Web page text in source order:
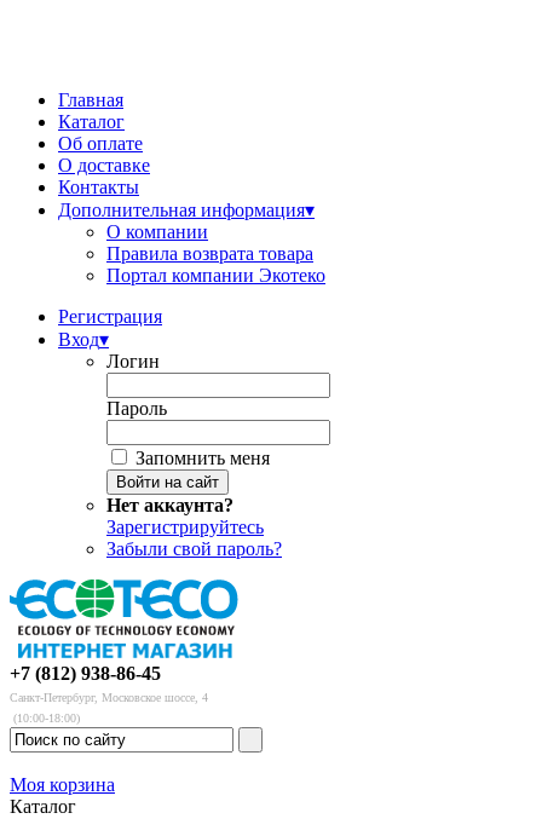
Главная
Каталог
Об оплате
О доставке
Контакты
Дополнительная информация▾
О компании
Правила возврата товара
Портал компании Экотеко
Регистрация
Вход▾
Логин
Пароль
Запомнить меня
Нет аккаунта?
Зарегистрируйтесь
Забыли свой пароль?
+7 (812) 938-86-45
Санкт-Петербург, Московское шоссе, 4
(10:00-18:00)
Моя корзина
Каталог